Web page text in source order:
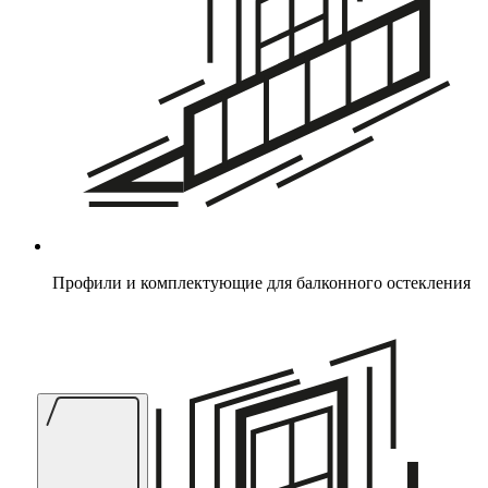
Профили и комплектующие для балконного остекления